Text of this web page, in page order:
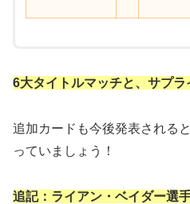
6大タイトルマッチと、サプラ
追加カードも今後発表される
っていましょう！
追記：ライアン・ベイダー選